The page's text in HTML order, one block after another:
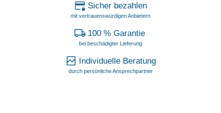
Sicher bezahlen
mit vertrauenswürdigen Anbietern
100 % Garantie
bei beschädigter Lieferung
Individuelle Beratung
durch persönliche Ansprechpartner